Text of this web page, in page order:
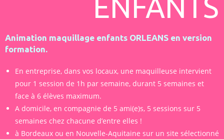
ENFANTS
Animation maquillage enfants ORLEANS en version
formation.
En entreprise, dans vos locaux, une maquilleuse intervient
pour 1 session de 1h par semaine, durant 5 semaines et
face à 6 élèves maximum.
A domicile, en compagnie de 5 ami(e)s, 5 sessions sur 5
semaines chez chacune d’entre elles !
à Bordeaux ou en Nouvelle-Aquitaine sur un site sélectionné